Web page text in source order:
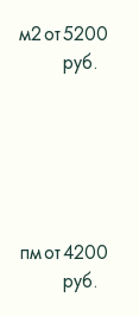
м2от5200
руб.
пмот4200
руб.